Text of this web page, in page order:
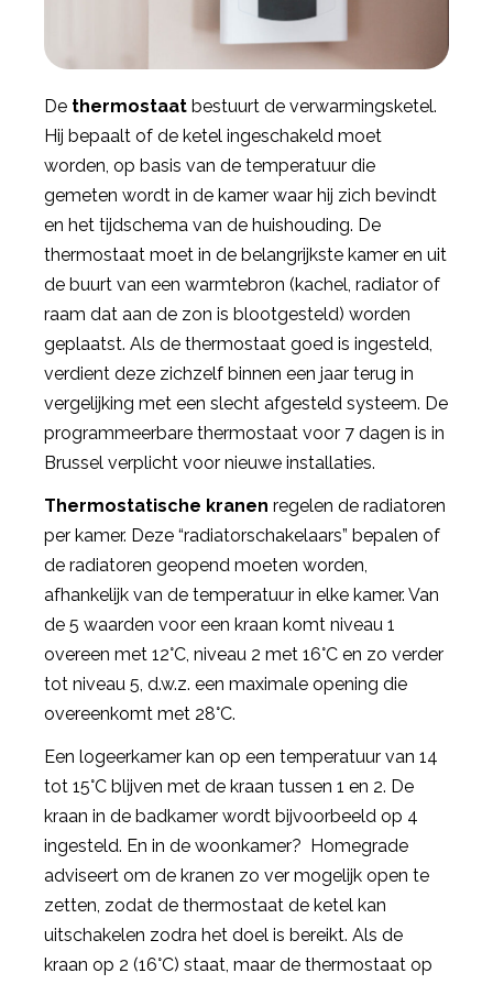
De thermostaat bestuurt de verwarmingsketel.
Hij bepaalt of de ketel ingeschakeld moet
worden, op basis van de temperatuur die
gemeten wordt in de kamer waar hij zich bevindt
en het tijdschema van de huishouding. De
thermostaat moet in de belangrijkste kamer en uit
de buurt van een warmtebron (kachel, radiator of
raam dat aan de zon is blootgesteld) worden
geplaatst. Als de thermostaat goed is ingesteld,
verdient deze zichzelf binnen een jaar terug in
vergelijking met een slecht afgesteld systeem. De
programmeerbare thermostaat voor 7 dagen is in
Brussel verplicht voor nieuwe installaties.
Thermostatische kranen regelen de radiatoren
per kamer. Deze “radiatorschakelaars” bepalen of
de radiatoren geopend moeten worden,
afhankelijk van de temperatuur in elke kamer. Van
de 5 waarden voor een kraan komt niveau 1
overeen met 12°C, niveau 2 met 16°C en zo verder
tot niveau 5, d.w.z. een maximale opening die
overeenkomt met 28°C.
Een logeerkamer kan op een temperatuur van 14
tot 15°C blijven met de kraan tussen 1 en 2. De
kraan in de badkamer wordt bijvoorbeeld op 4
ingesteld. En in de woonkamer? Homegrade
adviseert om de kranen zo ver mogelijk open te
zetten, zodat de thermostaat de ketel kan
uitschakelen zodra het doel is bereikt. Als de
kraan op 2 (16°C) staat, maar de thermostaat op